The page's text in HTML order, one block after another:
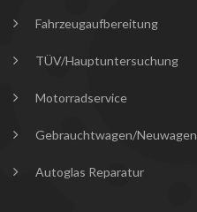
Fahrzeugaufbereitung
TÜV/Hauptuntersuchung
Motorradservice
Gebrauchtwagen/Neuwagen
Autoglas Reparatur